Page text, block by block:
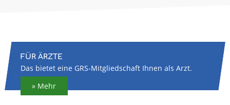
FÜR ÄRZTE
Das bietet eine GRS-Mitglied­schaft Ihnen als Arzt.
» Mehr